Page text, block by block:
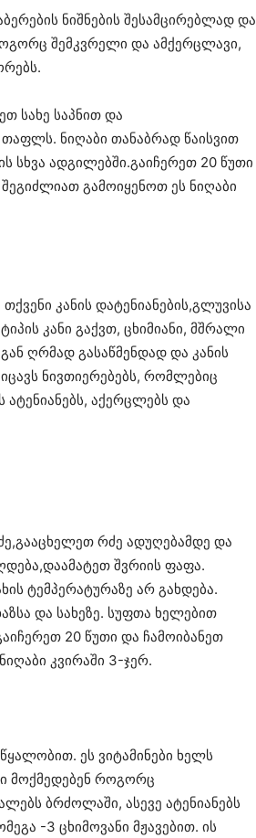
ნიშნების შესამცირებლად და
შემკვრელი და ამქერცლავი,
სახე საპნით და
ნიღაბი თანაბრად წაისვით
სხვა ადგილებში.გაიჩერეთ 20 წუთი
გამოიყენოთ ეს ნიღაბი
კანის დატენიანების,გლუვისა
კანი გაქვთ, ცხიმიანი, მშრალი
ღრმად გასაწმენდად და კანის
ნივთიერებებს, რომლებიც
აქერცლებს და
რძე ადუღებამდე და
შვრიის ფაფა.
ტემპერატურაზე არ გახდება.
და სახეზე. სუფთა ხელებით
20 წუთი და ჩამოიბანეთ
კვირაში 3-ჯერ.
წყალობით. ეს ვიტამინები ხელს
მოქმედებენ როგორც
ბრძოლაში, ასევე ატენიანებს
-3 ცხიმოვანი მჟავებით. ის